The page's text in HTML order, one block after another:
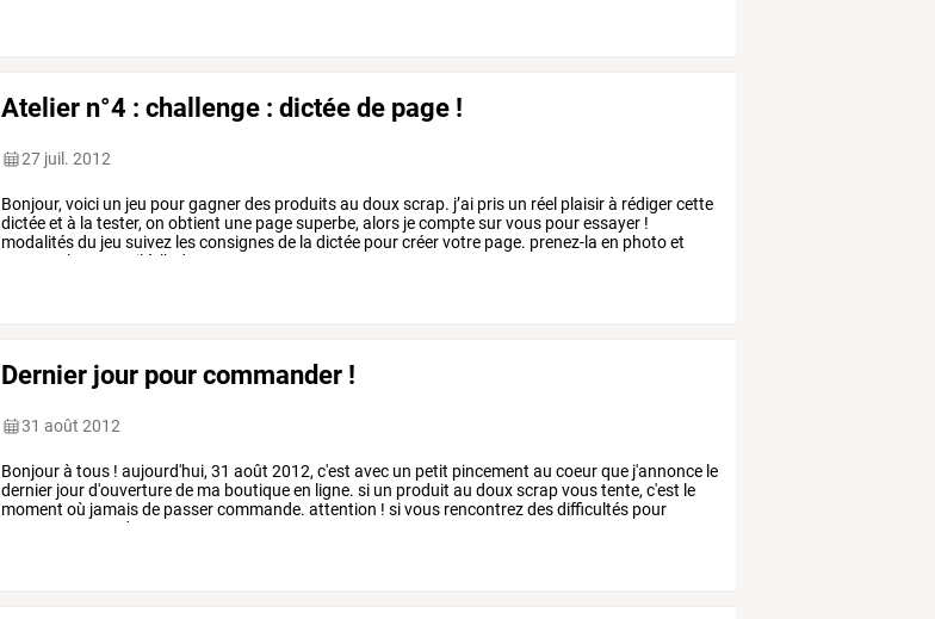
Atelier n°4 : challenge : dictée de page !
27 juil. 2012
Bonjour,voici un jeu pourgagnerdes produitsau douxscrap. j’ai pris un réel plaisirà rédigercette
dictéeet à la tester,on obtient une pagesuperbe,alors jecomptesurvous pouressayer !
modalitésdu jeu suivez lesconsignesde la dictée pourcréervotre page. prenez-la en photoet
envoyez-la
mail à l’adresse
Dernier jour pour commander !
31 août 2012
Bonjourà tous ! aujourd'hui,31 août 2012,c'est avec un petit pincement au coeurque j'annonce le
dernier jourd'ouverturede ma boutiqueen ligne. si un produit au douxscrapvoustente,c'est le
moment où jamaisde passercommande. attention ! sivous rencontrezdesdifficultés pour
commande